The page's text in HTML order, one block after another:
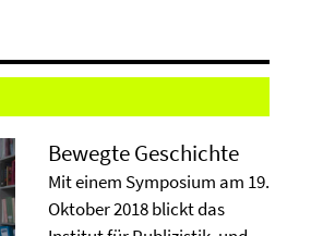
Bewegte Geschichte
Mit einem Symposium am 19.
Oktober 2018 blickt das